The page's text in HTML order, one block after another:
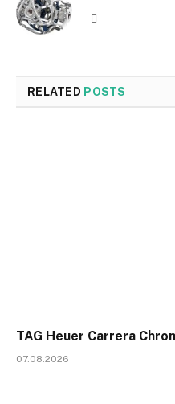
RELATED POSTS
TAG Heuer Carrera
07.08.2026